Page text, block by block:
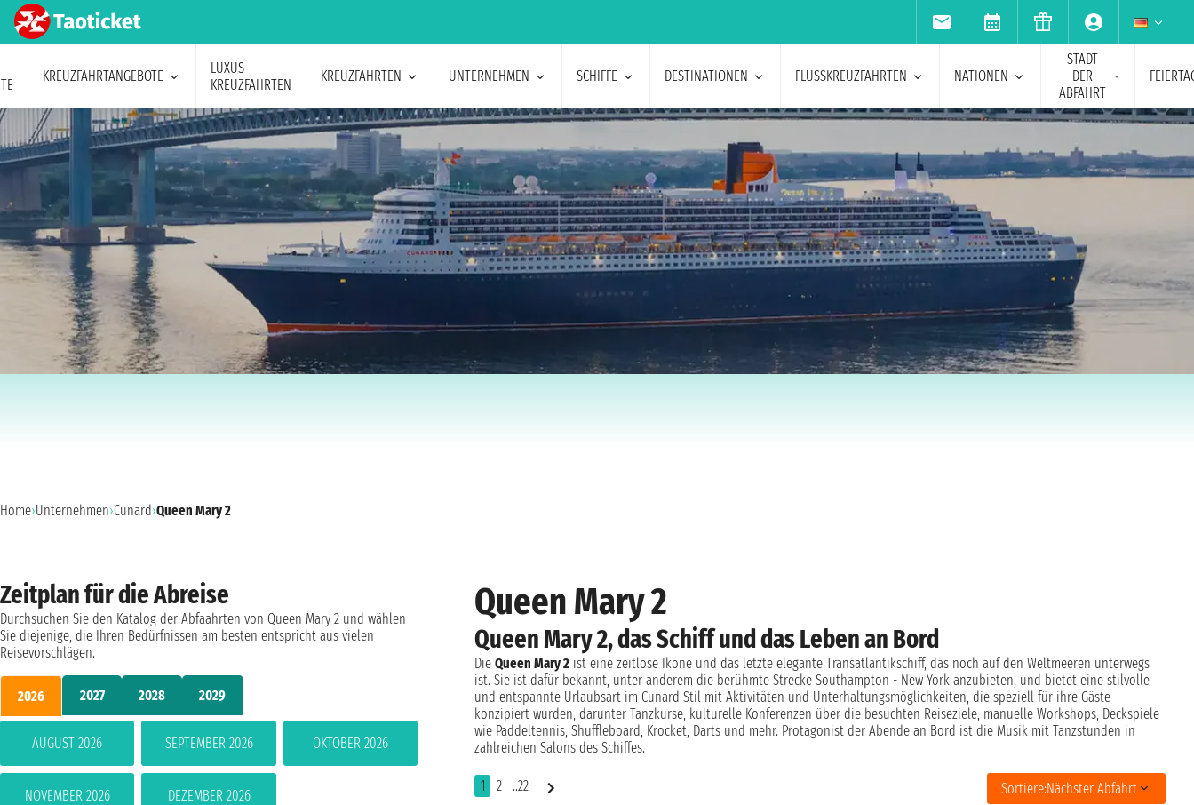
KREUZFAHRTANGEBOTE
LUXUS-
KREUZFAHRTEN
KREUZFAHRTEN UNTERNEHMEN SCHIFFE DESTINATIONEN FLUSSKREUZFAHRTEN NATIONEN
STADT
DER
ABFAHRT
Home›Unternehmen›Cunard›Queen Mary 2
Queen Mary 2
Queen Mary 2, das Schiff und das Leben an Bord
DieQueen Mary 2 ist eine zeitlose Ikone und das letzte elegante Transatlantikschiff, das noch auf den Weltmeeren unterwegs
ist. Sie ist dafür bekannt, unter anderem die berühmte Strecke Southampton - New York anzubieten, und bietet eine stilvolle
und entspannte Urlaubsart im Cunard-Stil mit Aktivitäten und Unterhaltungsmöglichkeiten, die speziell für ihre Gäste
konzipiert wurden, darunter Tanzkurse, kulturelle Konferenzen über die besuchten Reiseziele, manuelle Workshops, Deckspiele
wie Paddeltennis, Shuffleboard, Krocket, Darts und mehr. Protagonist der Abende an Bord ist die Musik mit Tanzstunden in
zahlreichen Salons des Schiffes.
1 2 ..22 Sortiere:Nächster Abfahrt
Zeitplan für die Abreise
Durchsuchen Sie den Katalog der Abfaahrten von Queen Mary 2 und wählen
Sie diejenige, die Ihren Bedürfnissen am besten entspricht aus vielen
Reisevorschlägen.
2026 2027 2028 2029
AUGUST 2026 SEPTEMBER 2026 OKTOBER 2026
NOVEMBER 2026 DEZEMBER 2026